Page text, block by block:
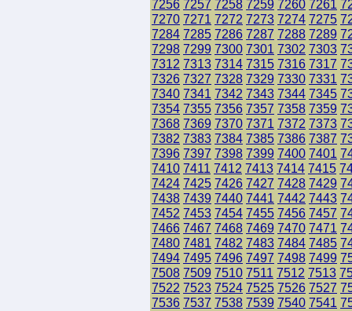
7256 7257 7258 7259 7260 7261
7270 7271 7272 7273 7274 7275
7284 7285 7286 7287 7288 7289
7298 7299 7300 7301 7302 7303
7312 7313 7314 7315 7316 7317
7326 7327 7328 7329 7330 7331
7340 7341 7342 7343 7344 7345
7354 7355 7356 7357 7358 7359
7368 7369 7370 7371 7372 7373
7382 7383 7384 7385 7386 7387
7396 7397 7398 7399 7400 7401
7410 7411 7412 7413 7414 7415
7424 7425 7426 7427 7428 7429
7438 7439 7440 7441 7442 7443
7452 7453 7454 7455 7456 7457
7466 7467 7468 7469 7470 7471
7480 7481 7482 7483 7484 7485
7494 7495 7496 7497 7498 7499
7508 7509 7510 7511 7512 7513
7522 7523 7524 7525 7526 7527
7536 7537 7538 7539 7540 7541